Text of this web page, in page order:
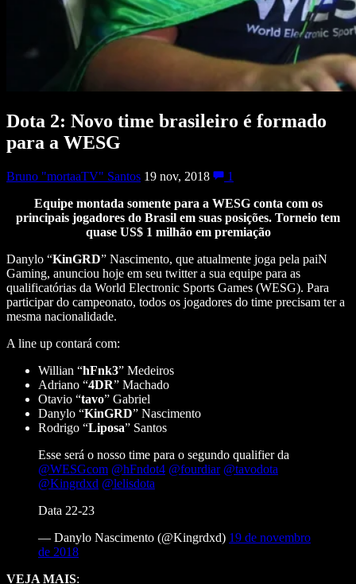
Dota 2: Novo time brasileiro é formado
para a WESG
Bruno "mortaaTV" Santos 19 nov, 2018
1
Equipe montada somente para a WESG conta com os
principais jogadores do Brasil em suas posições. Torneio tem
quase US$ 1 milhão em premiação
Danylo “KinGRD” Nascimento, que atualmente joga pela paiN
Gaming, anunciou hoje em seu twitter a sua equipe para as
qualificatórias da World Electronic Sports Games (WESG). Para
participar do campeonato, todos os jogadores do time precisam ter a
mesma nacionalidade.
A line up contará com:
Willian “hFnk3” Medeiros
Adriano “4DR” Machado
Otavio “tavo” Gabriel
Danylo “KinGRD” Nascimento
Rodrigo “Liposa” Santos
Esse será o nosso time para o segundo qualifier da
@WESGcom @hFndot4 @fourdiar @tavodota
@Kingrdxd @lelisdota
Data 22-23
— Danylo Nascimento (@Kingrdxd) 19 de novembro
de 2018
VEJA MAIS: